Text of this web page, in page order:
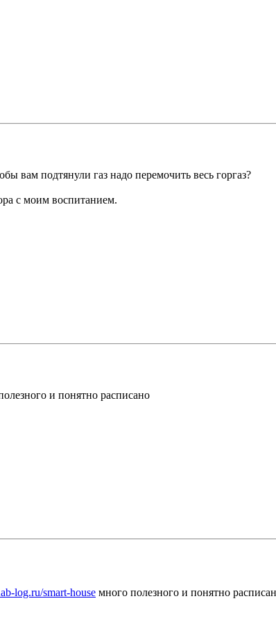
вам подтянули газ надо перемочить весь горгаз?
с моим воспитанием.
и понятно расписано
log.ru/smart-house много полезного и понятно